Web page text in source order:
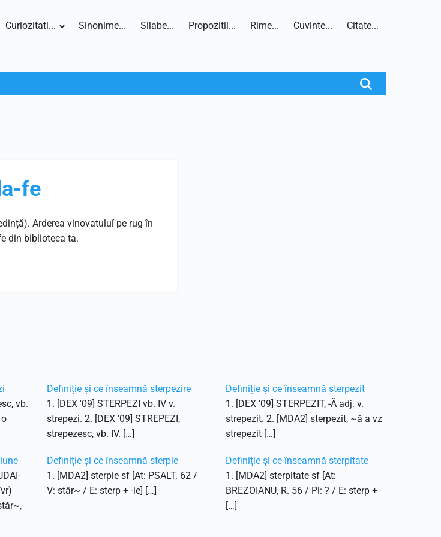
Curiozitati... Sinonime... Silabe... Propozitii... Rime... Cuvinte... Citate...
fe
Arderea vinovatuluĭ pe rug în
din biblioteca ta.
vb.
Definiție și ce înseamnă sterpezire
1. [DEX '09] STERPEZI vb. IV v.
strepezi. 2. [DEX '09] STREPEZI,
strepezesc, vb. IV. […]
Definiție și ce înseamnă sterpezit
1. [DEX '09] STERPEZIT, -Ă adj. v.
strepezit. 2. [MDA2] sterpezit, ~ă a vz
strepezit […]
Definiție și ce înseamnă sterpie
1. [MDA2] sterpie sf [At: PSALT. 62 /
V: stâr~ / E: sterp + -ie] […]
Definiție și ce înseamnă sterpitate
1. [MDA2] sterpitate sf [At:
BREZOIANU, R. 56 / Pl: ? / E: sterp +
[…]